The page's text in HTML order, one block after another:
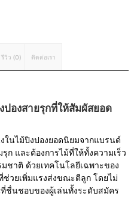
รีวิว (0) ติดต่อเรา
องสายรุกที่ให้สัมผัสยอด
ในไม้ปิงปองยอดนิยมจากแบรนด์
ก และต้องการไม้ที่ให้ทั้งความเร็ว
ชาติ ด้วยเทคโนโลยีเฉพาะของ
ช่วยเพิ่มแรงส่งขณะตีลูก โดยไม่
ชื่นชอบของผู้เล่นทั้งระดับสมัคร